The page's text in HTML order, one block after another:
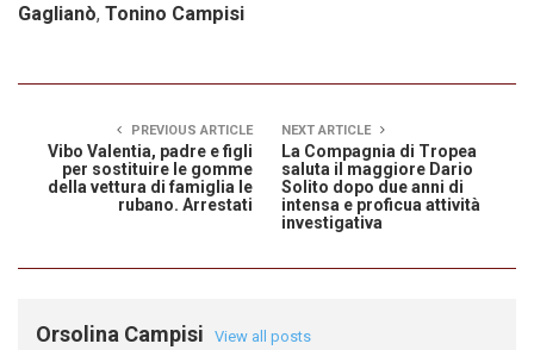
Gaglianò, Tonino Campisi
PREVIOUS ARTICLE
Vibo Valentia, padre e figli
per sostituire le gomme
della vettura di famiglia le
rubano. Arrestati
NEXT ARTICLE
La Compagnia di Tropea
saluta il maggiore Dario
Solito dopo due anni di
intensa e proficua attività
investigativa
Orsolina Campisi View all posts